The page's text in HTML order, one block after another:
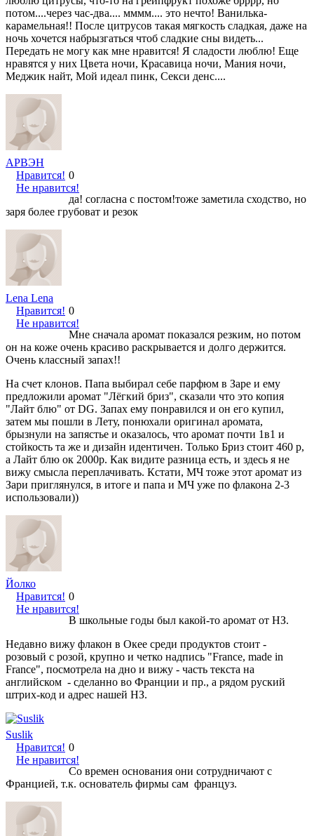
потом....через час-два.... мммм.... это нечто! Ванилька-
карамельная!! После цитрусов такая мягкость сладкая, даже на
ночь хочется набрызгаться чтоб сладкие сны видеть...
Передать не могу как мне нравится! Я сладости люблю! Еще
нравятся у них Цвета ночи, Красавица ночи, Мания ночи,
Меджик найт, Мой идеал пинк, Секси денс....
АРВЭН
Нравится!
Не нравится!
0
да! согласна с постом!тоже заметила сходство, но
заря более грубоват и резок
Lena Lena
Нравится!
Не нравится!
0
Мне сначала аромат показался резким, но потом
он на коже очень красиво раскрывается и долго держится.
Очень классный запах!!
На счет клонов. Папа выбирал себе парфюм в Заре и ему
предложили аромат "Лёгкий бриз", сказали что это копия
"Лайт блю" от DG. Запах ему понравился и он его купил,
затем мы пошли в Лету, понюхали оригинал аромата,
брызнули на запястье и оказалось, что аромат почти 1в1 и
стойкость та же и дизайн идентичен. Только Бриз стоит 460 р,
а Лайт блю ок 2000р. Как видите разница есть, и здесь я не
вижу смысла переплачивать. Кстати, МЧ тоже этот аромат из
Зари приглянулся, в итоге и папа и МЧ уже по флакона 2-3
использовали))
Йолко
Нравится!
Не нравится!
0
В школьные годы был какой-то аромат от НЗ.
Недавно вижу флакон в Окее среди продуктов стоит -
розовый с розой, крупно и четко надпись "France, made in
France", посмотрела на дно и вижу - часть текста на
английском - сделанно во Франции и пр., а рядом руский
штрих-код и адрес нашей НЗ.
Suslik
Нравится!
Не нравится!
0
Со времен основания они сотрудничают с
Францией, т.к. основатель фирмы сам француз.